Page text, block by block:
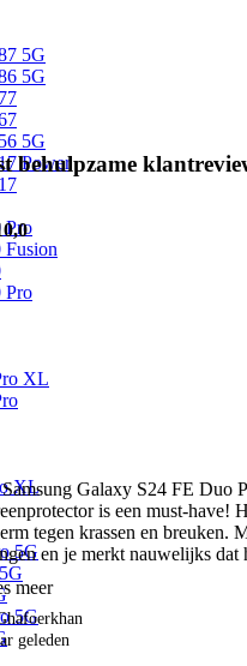
5G
5G
5G
Power
Pro
Fusion
Pro
XL
XL
5G
5G
behulpzame
Galaxy S24 FE Duo
is een must-have!
tegen krassen en breuken.
en je merkt nauwelijks
meer
geleden